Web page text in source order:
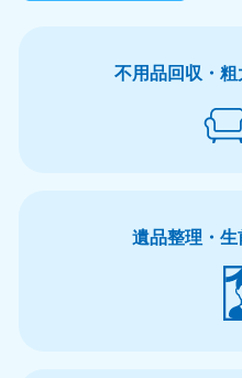
不用品回収・
遺品整理・